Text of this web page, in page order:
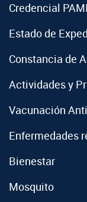
Credencial PAMI
Estado de
Constancia de
Actividades y
Vacunación
Enfermedades
Bienestar
Mosquito